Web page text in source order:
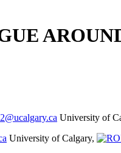
University of
University of Calgary,